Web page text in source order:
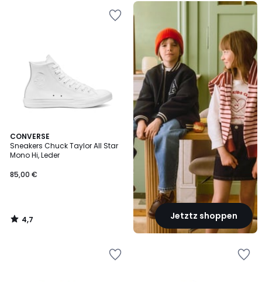
CONVERSE
Sneakers Chuck Taylor All Star
Mono Hi, Leder
85,00 €
4,7
/ 5
4,7
/
Jetztz shoppen
Back
To
...